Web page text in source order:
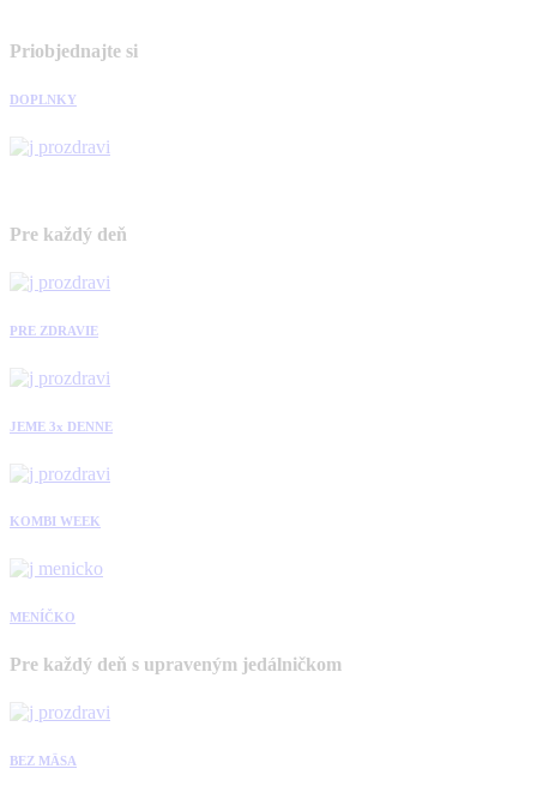
Priobjednajte si
DOPLNKY
Pre každý deň
PRE ZDRAVIE
JEME 3x DENNE
KOMBI WEEK
MENÍČKO
Pre každý deň s upraveným jedálničkom
BEZ MÄSA